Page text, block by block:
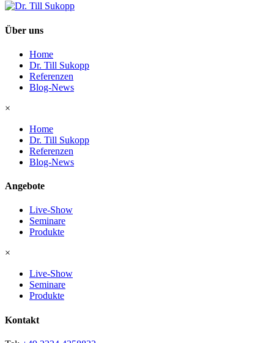
Über uns
Home
Dr. Till Sukopp
Referenzen
Blog-News
×
Home
Dr. Till Sukopp
Referenzen
Blog-News
Angebote
Live-Show
Seminare
Produkte
×
Live-Show
Seminare
Produkte
Kontakt